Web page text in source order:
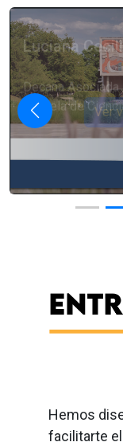
Luciana
Decana
Escuela de
Ver
Hemos
facilitarte